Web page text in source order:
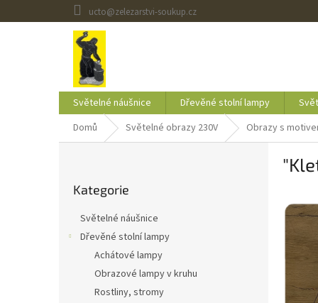
na
ucto@zelezarstvi-soukup.cz
Světelné náušnice Dřevěné stolní lampy
Domů
Světelné obrazy 230V Obrazy s
kategorie
Kategorie
Světelné náušnice
Dřevěné stolní lampy
Achátové lampy
Obrazové lampy v kruhu
Rostliny, stromy